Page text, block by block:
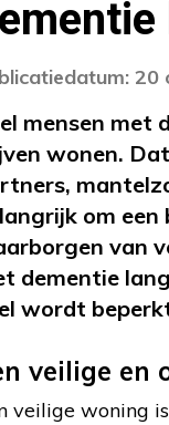
mensen met
wonen.
om
van
dementie
wordt
veilige en
veilige woning